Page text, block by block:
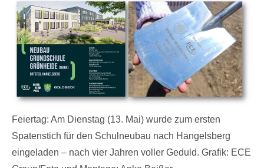
Feiertag: Am Dienstag (13. Mai) wurde zum ersten
Spatenstich für den Schulneubau nach Hangelsberg
eingeladen – nach vier Jahren voller Geduld. Grafik: ECE